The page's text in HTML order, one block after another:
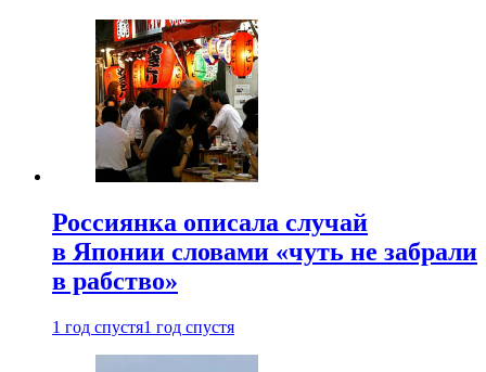
Россиянка описала случай
в Японии словами «чуть не забрали
в рабство»
1 год спустя1 год спустя